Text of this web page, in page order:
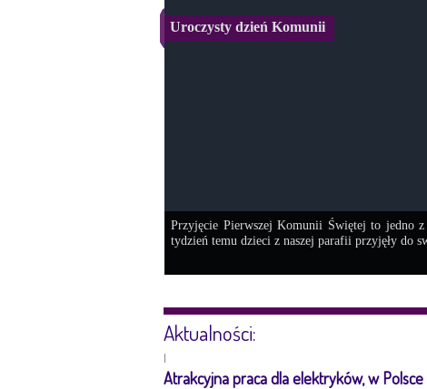
Uroczysty dzień Komunii
Przyjęcie Pierwszej Komunii Świętej to jedno
tydzień temu dzieci z naszej parafii przyjęły do
Aktualności:
|
Atrakcyjna praca dla elektryków, w Polsce